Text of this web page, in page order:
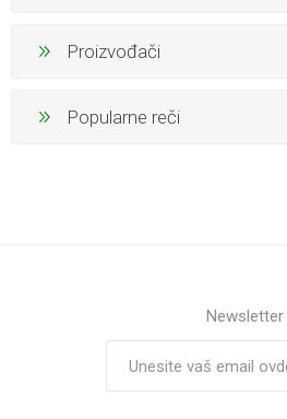
Proizvođači
Popularne reči
Newsletter